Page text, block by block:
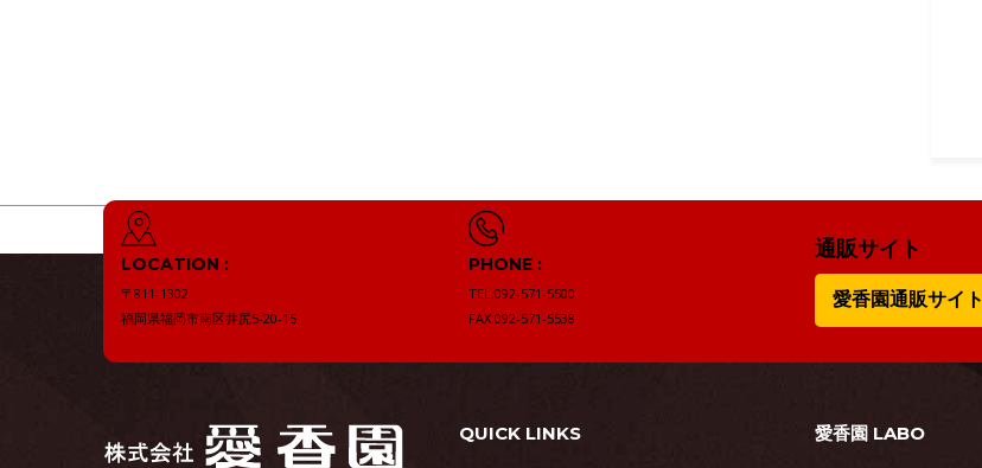
LOCATION :
〒811-1302
福岡県福岡市南区井尻5-20-15
PHONE :
TEL:092-571-5500
FAX:092-571-5538
通販サイト
愛香園通販サイト
QUICK LINKS 愛香園 LABO